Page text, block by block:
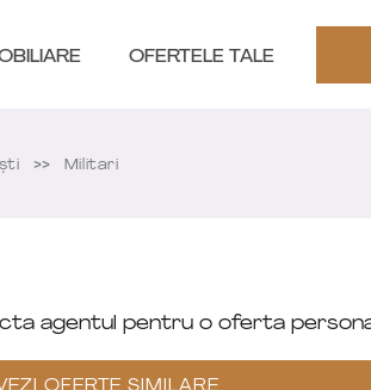
OFERTELE TALE
Militari
agentul pentru o oferta